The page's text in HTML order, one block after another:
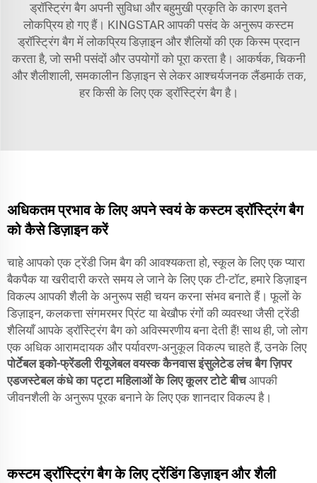
ड्रॉस्ट्रिंग बैग अपनी सुविधा और बहुमुखी प्रकृति के कारण इतने
लोकप्रिय हो गए हैं। KINGSTAR आपकी पसंद के अनुरूप कस्टम
ड्रॉस्ट्रिंग बैग में लोकप्रिय डिज़ाइन और शैलियों की एक किस्म प्रदान
करता है, जो सभी पसंदों और उपयोगों को पूरा करता है। आकर्षक, चिकनी
और शैलीशाली, समकालीन डिज़ाइन से लेकर आश्चर्यजनक लैंडमार्क तक,
हर किसी के लिए एक ड्रॉस्ट्रिंग बैग है।
अधिकतम प्रभाव के लिए अपने स्वयं के कस्टम ड्रॉस्ट्रिंग बैग
को कैसे डिज़ाइन करें
चाहे आपको एक ट्रेंडी जिम बैग की आवश्यकता हो, स्कूल के लिए एक प्यारा
बैकपैक या खरीदारी करते समय ले जाने के लिए एक टी-टॉट, हमारे डिज़ाइन
विकल्प आपकी शैली के अनुरूप सही चयन करना संभव बनाते हैं। फूलों के
डिज़ाइन, कलकत्ता संगमरमर प्रिंट या बेखौफ रंगों की व्यवस्था जैसी ट्रेंडी
शैलियाँ आपके ड्रॉस्ट्रिंग बैग को अविस्मरणीय बना देती हैं! साथ ही, जो लोग
एक अधिक आरामदायक और पर्यावरण-अनुकूल विकल्प चाहते हैं, उनके लिए
पोर्टेबल इको-फ्रेंडली रीयूजेबल वयस्क कैनवास इंसुलेटेड लंच बैग ज़िपर
एडजस्टेबल कंधे का पट्टा महिलाओं के लिए कूलर टोटे बीचआपकी
जीवनशैली के अनुरूप पूरक बनाने के लिए एक शानदार विकल्प है।
कस्टम ड्रॉस्ट्रिंग बैग के लिए ट्रेंडिंग डिज़ाइन और शैली